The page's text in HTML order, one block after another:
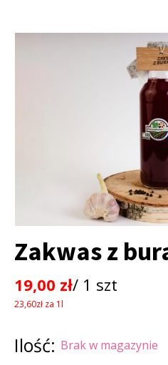
Zakwas z
19,00 zł/ 1 szt
23,60zł za 1l
Ilość: Brak w magazynie